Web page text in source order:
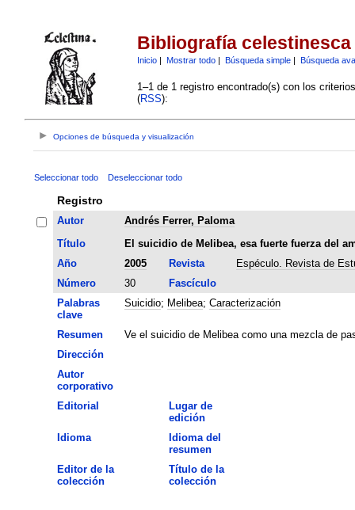
Bibliografía celestinesca
Inicio| Mostrar todo| Búsqueda simple| Búsqueda
1–1 de 1 registro encontrado(s) con los
(RSS):
Opciones de búsqueda y visualización
Seleccionar todo Deseleccionar todo
Registro
Autor
Andrés Ferrer, Paloma
Título
El suicidio de Melibea, esa fuerte fuerza del
Año
2005 Revista
Espéculo. Revista de
Número
30
Fascículo
Palabras
clave
Suicidio; Melibea; Caracterización
Resumen
Ve el suicidio de Melibea como una mezcla de
Dirección
Autor
corporativo
Editorial
Lugar de
edición
Idioma
Idioma del
resumen
Editor de la
colección
Título de la
colección